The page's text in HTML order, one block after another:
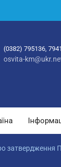
(0382) 795136,
osvita-
затвердження